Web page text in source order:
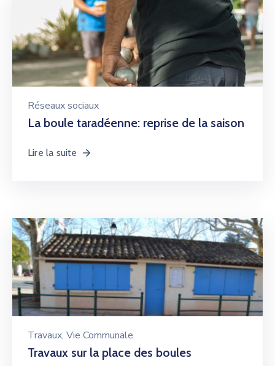
Réseaux sociaux
La boule taradéenne: reprise de la saison
Lire la suite
Travaux‚ Vie Communale
Travaux sur la place des boules